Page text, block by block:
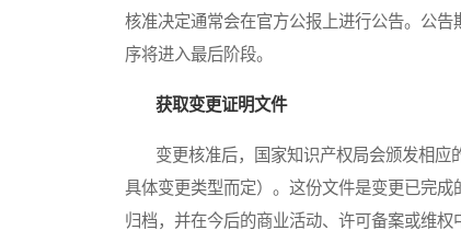
核准决定通常会在官方公报上进行公告。公
序将进入最后阶段。
获取变更证明文件
变更核准后，国家知识产权局会颁发相应
具体变更类型而定）。这份文件是变更已完
归档，并在今后的商业活动、许可备案或维权